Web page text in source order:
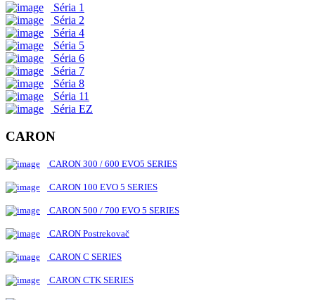
Séria 1
Séria 2
Séria 4
Séria 5
Séria 6
Séria 7
Séria 8
Séria 11
Séria EZ
CARON
CARON 300 / 600 EVO5 SERIES
CARON 100 EVO 5 SERIES
CARON 500 / 700 EVO 5 SERIES
CARON Postrekovač
CARON C SERIES
CARON CTK SERIES